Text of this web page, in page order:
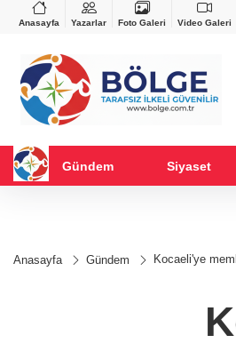
Anasayfa Yazarlar Foto Galeri Video Galeri
%0,37
VND
0,0018
%0,11
Gündem Siyaset
Anasayfa Gündem Kocaeli'ye